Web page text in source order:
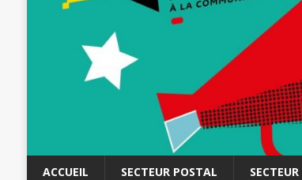
ACCUEIL SECTEUR POSTAL